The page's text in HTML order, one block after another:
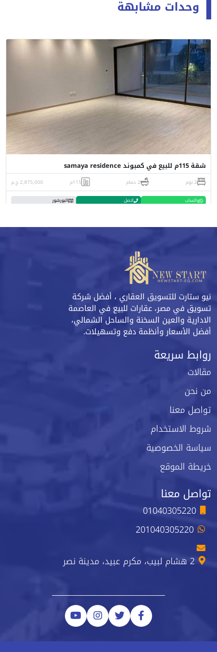
وحدات مشابهة
شقة 115م للبيع في كمبوند samaya residence
2 نوم 2 حمام 115م 2,875,000 ج.م
واتساب اتصل البورشور
نيو ستارت للتسويق العقاري ، أفضل شركة
تسويق في مصر، عقارات للبيع في العاصمة
الادارية والعين السخنة والساحل الشمالي،
أفضل الأسعار وأنظمة دفع وتسهيلات.
روابط سريعة
مقالات
من نحن
تواصل معنا
شروط الاستخدام
سياسة الخصوصية
خريطة الموقع
تواصل معنا
01040305220
201040305220
2 هشام لبيب، مكرم عبيد، مدينة نصر